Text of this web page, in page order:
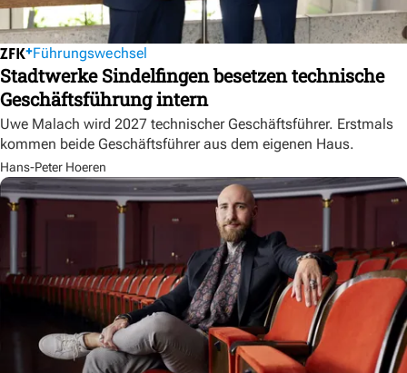
Führungswechsel
Stadtwerke Sindelfingen besetzen technische
Geschäftsführung intern
Uwe Malach wird 2027 technischer Geschäftsführer. Erstmals
kommen beide Geschäftsführer aus dem eigenen Haus.
Hans-Peter Hoeren